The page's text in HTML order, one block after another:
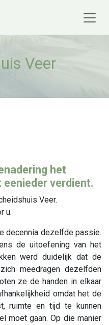
Veer
het
verdient.
Veer.
u.
decennia dezelfde passie.
de uitoefening van het
werd duidelijk dat de
meedragen dezelfden
ze de handen in elkaar
omdat het de
ruimte en tijd te kunnen
moet gaan. Op die manier